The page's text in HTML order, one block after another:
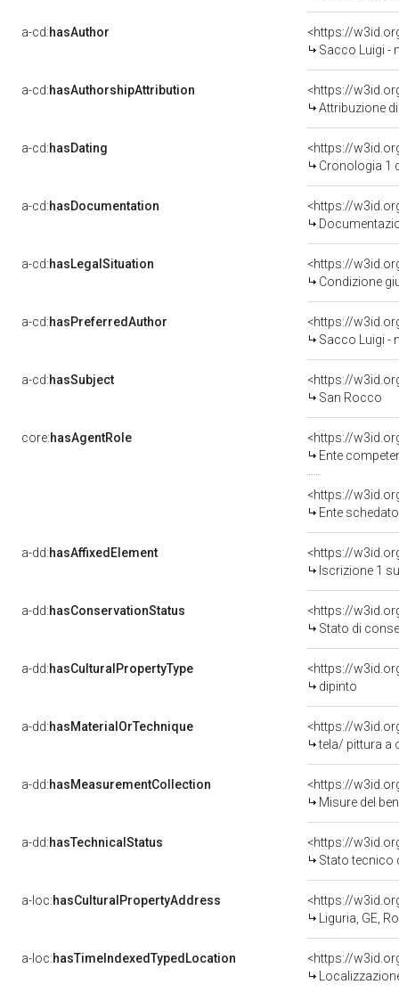
a-cd:hasAuthor
<https://
Sacco Luigi -
a-cd:hasAuthorshipAttribution
<https://
Attribuzione
a-cd:hasDating
<https://
Cronologia 1
a-cd:hasDocumentation
a-cd:hasLegalSituation
Condizione
a-cd:hasPreferredAuthor
<https://
Sacco Luigi -
a-cd:hasSubject
<https://
San Rocco
core:hasAgentRole
<https://
Ente competente per
<https://
Ente schedatore
a-dd:hasAffixedElement
<https://
Iscrizione 1
a-dd:hasConservationStatus
<https://
Stato di
a-dd:hasCulturalPropertyType
<https://
dipinto
a-dd:hasMaterialOrTechnique
<https://
tela/ pittura a
a-dd:hasMeasurementCollection
<https://
Misure del
a-dd:hasTechnicalStatus
<https://
Stato tecnico
a-loc:hasCulturalPropertyAddress
<https://
Liguria, GE,
a-loc:hasTimeIndexedTypedLocation
<https://